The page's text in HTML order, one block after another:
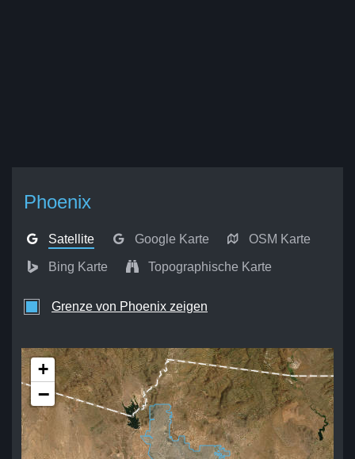
Phoenix
Satellite Google Karte OSM Karte
Bing Karte Topographische Karte
Grenze von Phoenix zeigen
+
−